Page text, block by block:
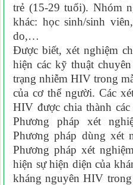
trẻ (15-29 tuổi). Nhóm
khác: học sinh/sinh
do,…
Được biết, xét nghiệm
hiện các kỹ thuật
trạng nhiễm HIV trong
của cơ thể người. Các
HIV được chia thành
Phương pháp xét
Phương pháp dùng xét
Phương pháp xét
hiện sự hiện diện của
kháng nguyên HIV